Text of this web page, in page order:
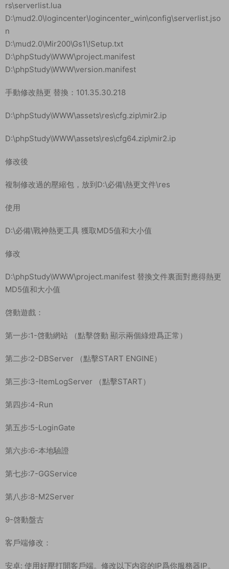
rs\serverlist.lua
D:\mud2.0\logincenter\logincenter_win\config\serverlist.jso
n
D:\mud2.0\Mir200\Gs1\!Setup.txt
D:\phpStudy\WWW\project.manifest
D:\phpStudy\WWW\version.manifest
手動修改熱更 替換：101.35.30.218
D:\phpStudy\WWW\assets\res\cfg.zip\mir2.ip
D:\phpStudy\WWW\assets\res\cfg64.zip\mir2.ip
修改後
複制修改過的壓縮包，放到D:\必備\熱更文件\res
使用
D:\必備\戰神熱更工具 獲取MD5值和大小值
修改
D:\phpStudy\WWW\project.manifest 替換文件裏面對應得熱更
MD5值和大小值
啓動遊戲：
第一步:1-啓動網站 （點擊啓動 顯示兩個綠燈爲正常）
第二步:2-DBServer （點擊START ENGINE）
第三步:3-ItemLogServer （點擊START）
第四步:4-Run
第五步:5-LoginGate
第六步:6-本地驗證
第七步:7-GGService
第八步:8-M2Server
9-啓動盤古
客戶端修改：
安卓: 使用好壓打開客戶端。修改以下内容的IP爲你服務器IP。